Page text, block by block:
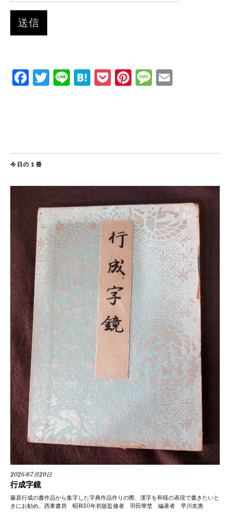
Facebook
Twitter
LineHatena
Pocket
Pinterest
Message
今日の１冊
2026年7月20日
行成字鏡
藤原行成の書作品から集字した字典作品作りの際、漢字を和様の表現で書きたいと
きにお勧め。西東書房 昭和10年初版監修者 羽田華埜 編著者 早川友惠